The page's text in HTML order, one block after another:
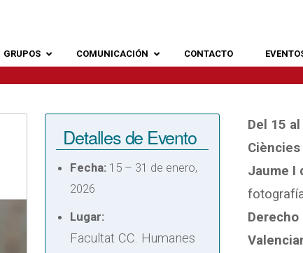
GRUPOS COMUNICACIÓN CONTACTO
Detalles de Evento
Fecha: 15 – 31 de enero,
2026
Lugar:
Facultat CC. Humanes
Del 15
Jaume I
Derecho